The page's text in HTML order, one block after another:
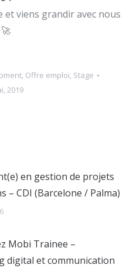
et viens grandir avec nous
, Offre emploi, Stage
2019
en gestion de projets
– CDI (Barcelone / Palma)
Mobi Trainee –
digital et communication